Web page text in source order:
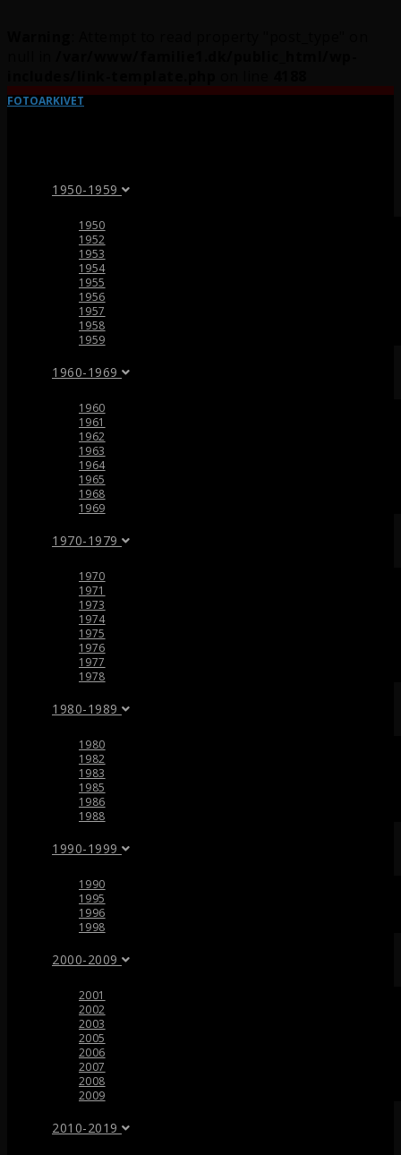
FOTOARKIVET
1950-1959
1950
1952
1953
1954
1955
1956
1957
1958
1959
1960-1969
1960
1961
1962
1963
1964
1965
1968
1969
1970-1979
1970
1971
1973
1974
1975
1976
1977
1978
1980-1989
1980
1982
1983
1985
1986
1988
1990-1999
1990
1995
1996
1998
2000-2009
2001
2002
2003
2005
2006
2007
2008
2009
2010-2019